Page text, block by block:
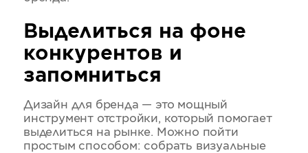
Выделиться на фоне
конкурентов и
запомниться
Дизайн для бренда — это мощный
инструмент отстройки, который помогает
выделиться на рынке. Можно пойти
простым способом: собрать визуальные